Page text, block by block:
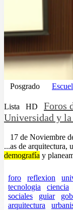
Posgrado
Lista HD
Foros
Universidad y
17 de Noviembre
...as de arquitectura,
demografía y
foro reflexion
tecnologia
ciencia
sociales
guiar
arquitectura